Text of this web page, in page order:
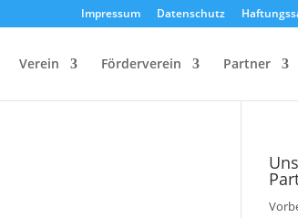
Impressum Datenschutz
Verein Förderverein Partner